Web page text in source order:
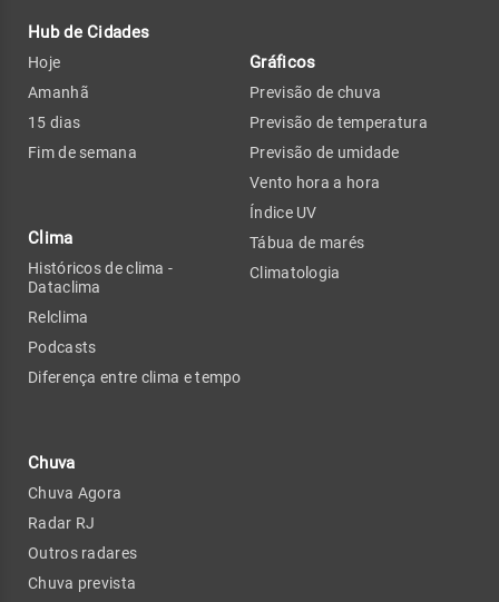
Hub de Cidades
Hoje
Amanhã
15 dias
Fim de semana
Clima
Históricos de clima -
Dataclima
Relclima
Podcasts
Diferença entre clima e tempo
Chuva
Chuva Agora
Radar RJ
Outros radares
Chuva prevista
Gráficos
Previsão de chuva
Previsão de temperatura
Previsão de umidade
Vento hora a hora
Índice UV
Tábua de marés
Climatologia